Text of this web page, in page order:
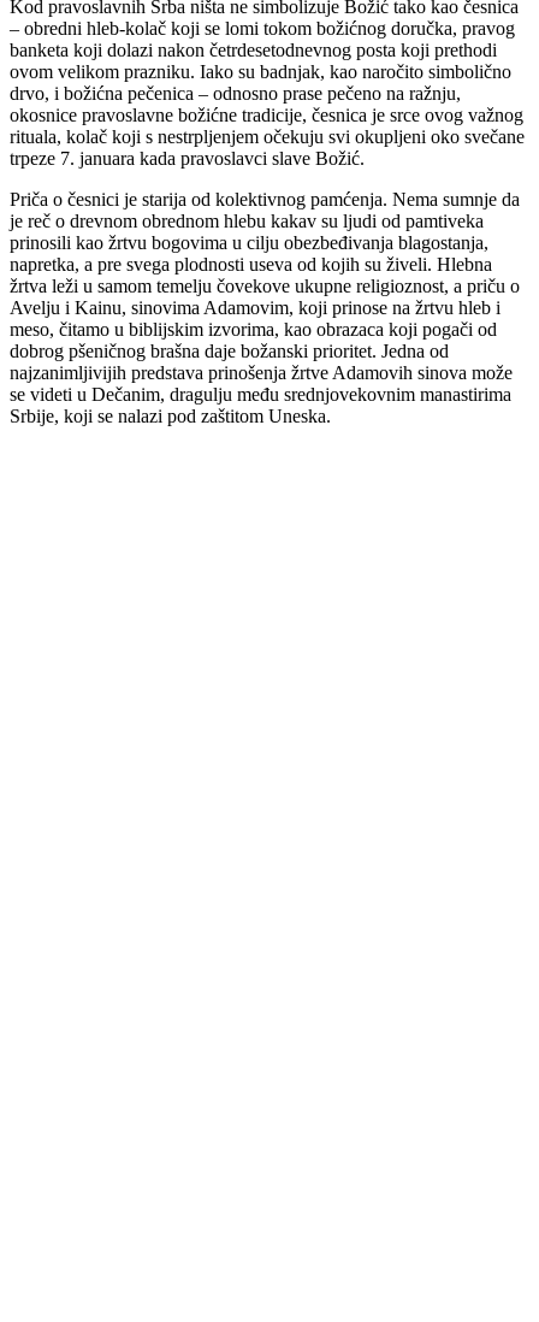
Kod pravoslavnih Srba ništa ne simbolizuje Božić tako kao česnica
– obredni hleb-kolač koji se lomi tokom božićnog doručka, pravog
banketa koji dolazi nakon četrdesetodnevnog posta koji prethodi
ovom velikom prazniku. Iako su badnjak, kao naročito simbolično
drvo, i božićna pečenica – odnosno prase pečeno na ražnju,
okosnice pravoslavne božićne tradicije, česnica je srce ovog važnog
rituala, kolač koji s nestrpljenjem očekuju svi okupljeni oko svečane
trpeze 7. januara kada pravoslavci slave Božić.
Priča o česnici je starija od kolektivnog pamćenja. Nema sumnje da
je reč o drevnom obrednom hlebu kakav su ljudi od pamtiveka
prinosili kao žrtvu bogovima u cilju obezbeđivanja blagostanja,
napretka, a pre svega plodnosti useva od kojih su živeli. Hlebna
žrtva leži u samom temelju čovekove ukupne religioznost, a priču o
Avelju i Kainu, sinovima Adamovim, koji prinose na žrtvu hleb i
meso, čitamo u biblijskim izvorima, kao obrazaca koji pogači od
dobrog pšeničnog brašna daje božanski prioritet. Jedna od
najzanimljivijih predstava prinošenja žrtve Adamovih sinova može
se videti u Dečanim, dragulju među srednjovekovnim manastirima
Srbije, koji se nalazi pod zaštitom Uneska.